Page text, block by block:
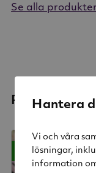
Hantera
Vi och våra
lösningar,
information
Se alla
Relaterade
-42%